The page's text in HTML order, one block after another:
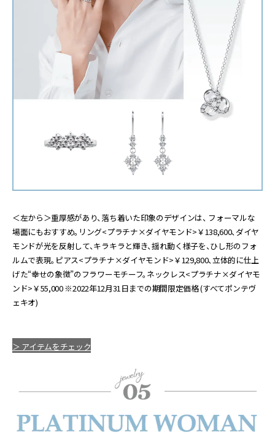
＜左から＞重厚感があり、落ち着いた印象のデザインは、 フォーマルな
場面にもおすすめ。リング<プラチナ×ダイヤモンド>￥138,600、ダイヤ
モンドが光を反射して、キラキラと輝き、揺れ動く様子を、ひし形のフォ
ルムで表現。ピアス<プラチナ×ダイヤモンド>￥129,800、立体的に仕上
げた“幸せの象徴”のフラワーモチーフ。ネックレス<プラチナ×ダイヤモ
ンド>￥55,000 ※2022年12月31日までの期間限定価格 (すべてポンテヴ
ェキオ)
＞ アイテムをチェック